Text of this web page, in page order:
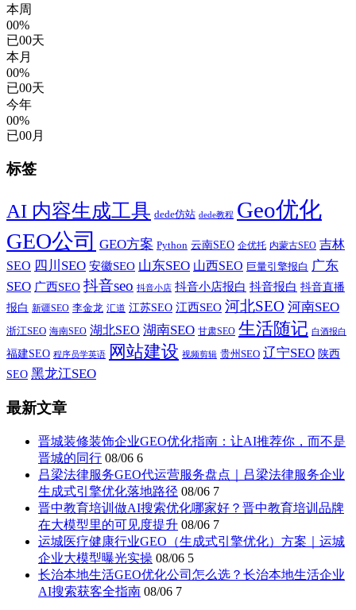
本周
00%
已00天
本月
00%
已00天
今年
00%
已00月
标签
AI 内容生成工具 dede仿站 dede教程 Geo优化
GEO公司 GEO方案 Python 云南SEO 企优托 内蒙古SEO 吉林
SEO 四川SEO 安徽SEO 山东SEO 山西SEO 巨量引擎报白 广东
SEO 广西SEO 抖音seo 抖音小店 抖音小店报白 抖音报白 抖音直播
报白 新疆SEO 李金龙 汇道 江苏SEO 江西SEO 河北SEO 河南SEO
浙江SEO 海南SEO 湖北SEO 湖南SEO 甘肃SEO 生活随记 白酒报白
福建SEO 程序员学英语 网站建设 视频剪辑 贵州SEO 辽宁SEO 陕西
SEO 黑龙江SEO
最新文章
晋城装修装饰企业GEO优化指南：让AI推荐你，而不是
晋城的同行 08/06 6
吕梁法律服务GEO代运营服务盘点｜吕梁法律服务企业
生成式引擎优化落地路径 08/06 7
晋中教育培训做AI搜索优化哪家好？晋中教育培训品牌
在大模型里的可见度提升 08/06 7
运城医疗健康行业GEO（生成式引擎优化）方案｜运城
企业大模型曝光实操 08/06 5
长治本地生活GEO优化公司怎么选？长治本地生活企业
AI搜索获客全指南 08/06 7